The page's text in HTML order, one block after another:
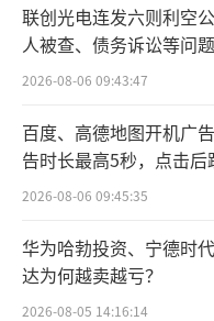
过借款的形式，间
的口袋。目前上述
利率偿还利息215.78
内控并不是唯
芝堂即便用尽全力
长。这家300多年
能回到中药企业第
百年九芝堂，
联创光电连发六则利空
人被查、债务诉讼等问
所曾出具“保留意见”
2026-08-06 09:43:47
百度、高德地图开机广
告时长最高5秒，点击后
2026-08-06 09:45:35
华为哈勃投资、宁德时
达为何越卖越亏？
2026-08-05 14:16:14